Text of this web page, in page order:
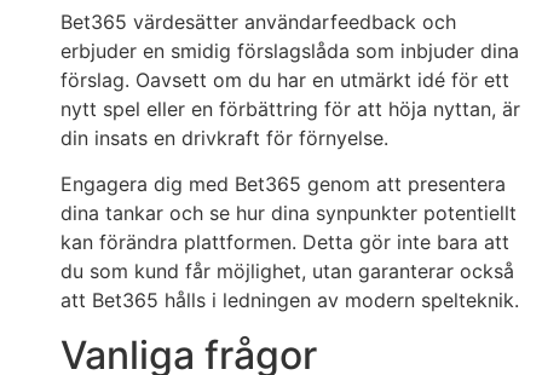
Bet365 värdesätter användarfeedback och
erbjuder en smidig förslagslåda som inbjuder dina
förslag. Oavsett om du har en utmärkt idé för ett
nytt spel eller en förbättring för att höja nyttan, är
din insats en drivkraft för förnyelse.
Engagera dig med Bet365 genom att presentera
dina tankar och se hur dina synpunkter potentiellt
kan förändra plattformen. Detta gör inte bara att
du som kund får möjlighet, utan garanterar också
att Bet365 hålls i ledningen av modern spelteknik.
Vanliga frågor